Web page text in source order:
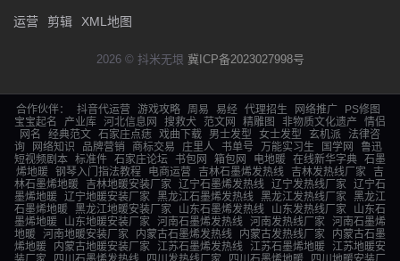
运营 剪辑 XML地图
2026 © 抖米无垠 冀ICP备2023027998号
合作伙伴： 抖音代运营 游戏攻略 周易 易经 代理招生 网络推广
PS修图
宝宝起名
产业库 河北信息网 搜救犬 范文网 精雕图 非物质文化遗产
情侣
网名
经典范文 石家庄点痣 戏曲下载 男士发型 女士发型 玄机派
法律咨
询
网络知识 品牌营销 商标交易 庄里人 书单号 万能实习生 国学网
鲁迅
短视频剧本 标准件 石家庄论坛 书包网 箱包网 电地暖 在线新华字典 石墨
烯地暖 钢琴入门指法教程 电商运营 吉林石墨烯发热线 吉林发热线厂家
吉
林石墨烯地暖
吉林地暖安装厂家 辽宁石墨烯发热线 辽宁发热线厂家
辽宁石
墨烯地暖 辽宁地暖安装厂家 黑龙江石墨烯发热线 黑龙江发热线厂家
黑龙江
石墨烯地暖 黑龙江地暖安装厂家 山东石墨烯发热线 山东发热线厂家
山东石
墨烯地暖
山东地暖安装厂家 河南石墨烯发热线 河南发热线厂家
河南石墨烯
地暖 河南地暖安装厂家 内蒙古石墨烯发热线 内蒙古发热线厂家
内蒙古石墨
烯地暖
内蒙古地暖安装厂家 江苏石墨烯发热线 江苏石墨烯地暖
江苏地暖安